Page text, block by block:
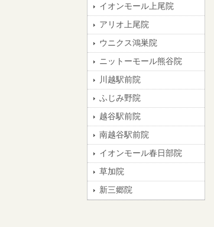
イオンモール上尾院
アリオ上尾院
ウニクス鴻巣院
ニットーモール熊谷院
川越駅前院
ふじみ野院
越谷駅前院
南越谷駅前院
イオンモール春日部院
草加院
新三郷院